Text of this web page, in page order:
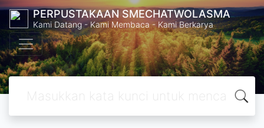
PERPUSTAKAAN SMECHATWOLASMA
Kami Datang - Kami Membaca - Kami Berkarya